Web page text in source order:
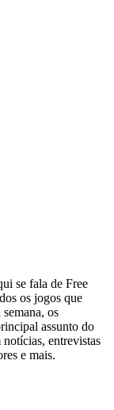
se fala de Free
os jogos que
os
assunto do
entrevistas
e mais.